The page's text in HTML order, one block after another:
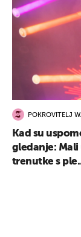
POKROVITELJ
Kad su
gledanje:
trenutke s